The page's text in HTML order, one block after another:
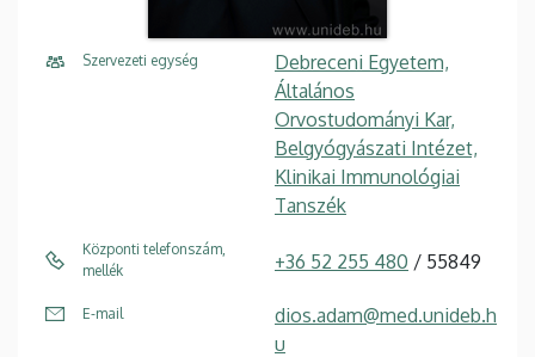
Szervezeti egység
Debreceni Egyetem,
Általános
Orvostudományi Kar,
Belgyógyászati Intézet,
Klinikai Immunológiai
Tanszék
Központi telefonszám,
mellék
+36 52 255 480 / 55849
E-mail
dios.adam@med.unideb.h
u